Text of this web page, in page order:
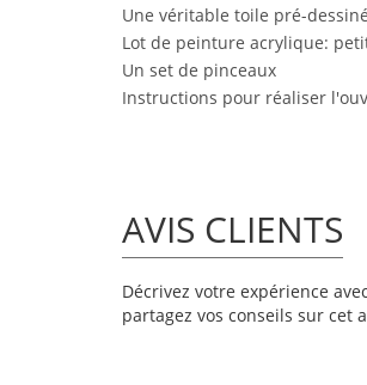
Une véritable toile pré-
Lot de peinture acrylique:
Un set de pinceaux
Instructions pour réaliser
AVIS CLIENTS
Décrivez votre expérience
partagez vos conseils sur cet